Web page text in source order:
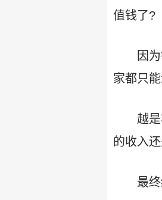
值钱了?
因
家都只
越
的收入还
最